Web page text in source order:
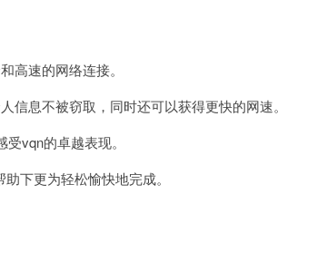
速的网络连接。
息不被窃取，同时还可以获得更快的网速。
vqn的卓越表现。
更为轻松愉快地完成。